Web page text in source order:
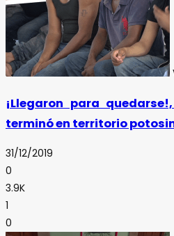
¡Llegaron para
terminó en territorio
31/12/2019
0
3.9K
1
0